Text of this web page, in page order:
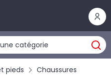
pieds Chaussures